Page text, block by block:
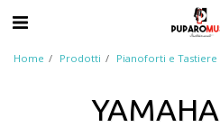
Home Prodotti Pianoforti e Tastiere